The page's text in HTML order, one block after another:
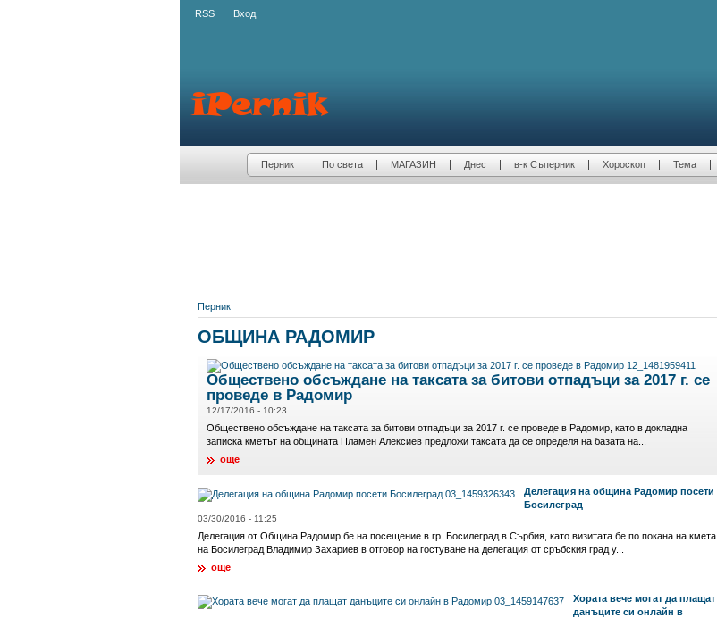
RSS Вход
Перник По света МАГАЗИН Днес в-к Съперник Хороскоп Тема
Перник
ОБЩИНА РАДОМИР
Обществено обсъждане на таксата за битови отпадъци за 2017 г. се
проведе в Радомир
12/17/2016 - 10:23
Обществено обсъждане на таксата за битови отпадъци за 2017 г. се проведе в Радомир, като в докладна
записка кметът на общината Пламен Алексиев предложи таксата да се определя на базата на...
още
Делегация на община Радомир посети
Босилеград
03/30/2016 - 11:25
Делегация от Община Радомир бе на посещение в гр. Босилеград в Сърбия, като визитата бе по покана на кмета
на Босилеград Владимир Захариев в отговор на гостуване на делегация от сръбския град у...
още
Хората вече могат да плащат
данъците си онлайн в